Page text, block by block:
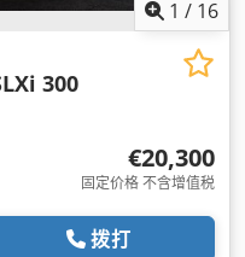
1 / 16
300
€20,300
固定价格 不含增值税
拨打